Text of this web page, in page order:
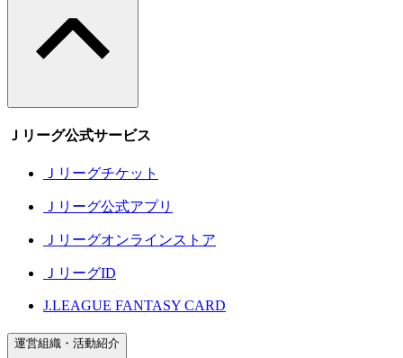
Ｊリーグ公式サービス
Ｊリーグチケット
Ｊリーグ公式アプリ
Ｊリーグオンラインストア
ＪリーグID
J.LEAGUE FANTASY CARD
運営組織・活動紹介